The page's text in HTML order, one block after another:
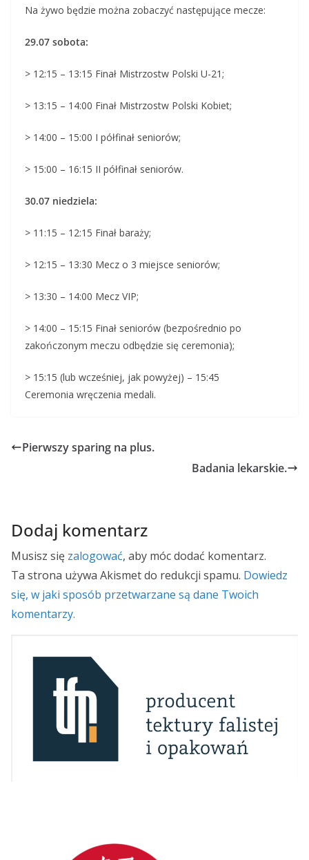
Na żywo będzie można zobaczyć następujące mecze:
29.07 sobota:
> 12:15 – 13:15 Finał Mistrzostw Polski U-21;
> 13:15 – 14:00 Finał Mistrzostw Polski Kobiet;
> 14:00 – 15:00 I półfinał seniorów;
> 15:00 – 16:15 II półfinał seniorów.
30.07 niedziela:
> 11:15 – 12:15 Finał baraży;
> 12:15 – 13:30 Mecz o 3 miejsce seniorów;
> 13:30 – 14:00 Mecz VIP;
> 14:00 – 15:15 Finał seniorów (bezpośrednio po
zakończonym meczu odbędzie się ceremonia);
> 15:15 (lub wcześniej, jak powyżej) – 15:45
Ceremonia wręczenia medali.
Pierwszy sparing na plus.
Badania lekarskie.
Dodaj komentarz
Musisz się zalogować, aby móc dodać komentarz.
Ta strona używa Akismet do redukcji spamu. Dowiedz
się, w jaki sposób przetwarzane są dane Twoich
komentarzy.